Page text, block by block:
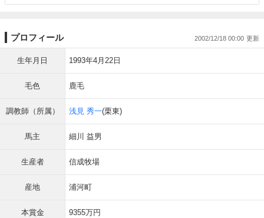
プロフィール 2002/12/18 00:00
生年月日 1993年4月22日
毛色 鹿毛
調教師（所属） 浅見 秀一(栗東)
馬主 細川 益男
生産者 信成牧場
産地 浦河町
本賞金 9355万円